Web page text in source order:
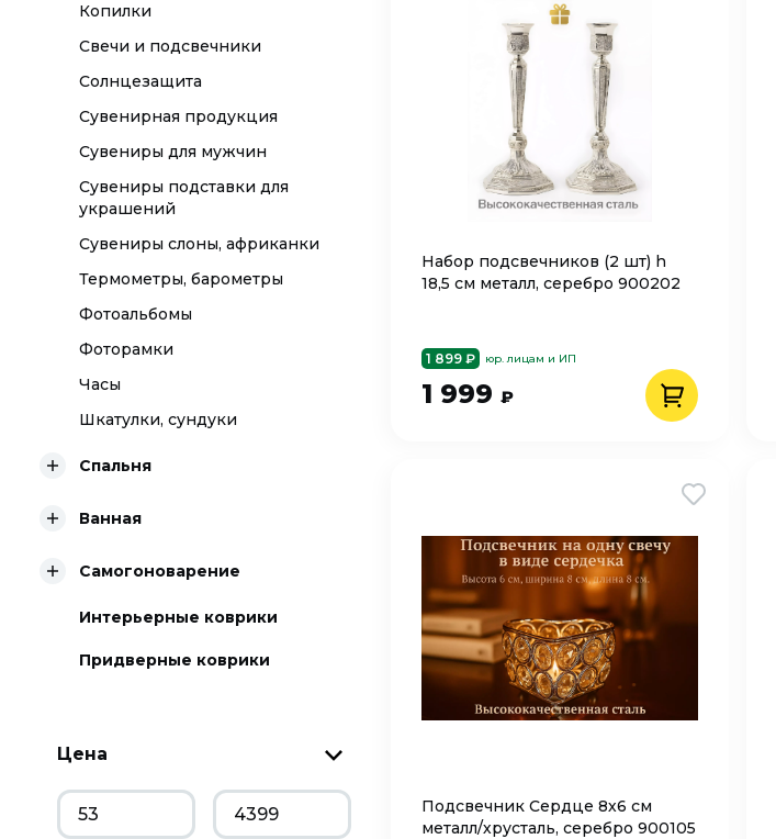
Копилки
Свечи и подсвечники
Солнцезащита
Сувенирная продукция
Сувениры для мужчин
Сувениры подставки для
украшений
Сувениры слоны, африканки
Термометры, барометры
Фотоальбомы
Фоторамки
Часы
Шкатулки, сундуки
Спальня
Ванная
Самогоноварение
Интерьерные коврики
Придверные коврики
Цена
Набор подсвечников (2 шт) h
18,5 см металл, серебро 900202
1 899 ₽ юр. лицам и ИП
1 999 ₽
Подсвечник Сердце 8х6 см
металл/хрусталь, серебро 900105